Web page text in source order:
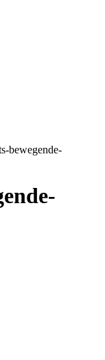
bewegende-